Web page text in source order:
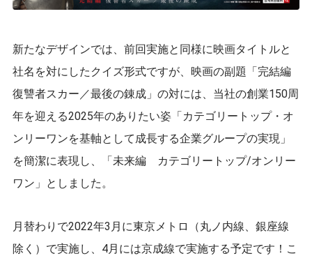
新たなデザインでは、前回実施と同様に映画タイトルと
社名を対にしたクイズ形式ですが、映画の副題「完結編
復讐者スカー／最後の錬成」の対には、当社の創業150周
年を迎える2025年のありたい姿「カテゴリートップ・オ
ンリーワンを基軸として成長する企業グループの実現」
を簡潔に表現し、「未来編 カテゴリートップ/オンリー
ワン」としました。
月替わりで2022年3月に東京メトロ（丸ノ内線、銀座線
除く）で実施し、4月には京成線で実施する予定です！こ